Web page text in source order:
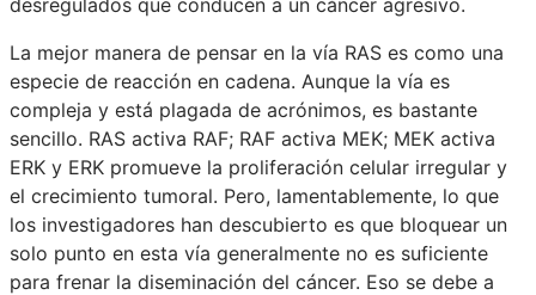
La mejor manera de pensar en la vía RAS es como una
especie de reacción en cadena. Aunque la vía es
compleja y está plagada de acrónimos, es bastante
sencillo. RAS activa RAF; RAF activa MEK; MEK activa
ERK y ERK promueve la proliferación celular irregular y
el crecimiento tumoral. Pero, lamentablemente, lo que
los investigadores han descubierto es que bloquear un
solo punto en esta vía generalmente no es suficiente
para frenar la diseminación del cáncer. Eso se debe a